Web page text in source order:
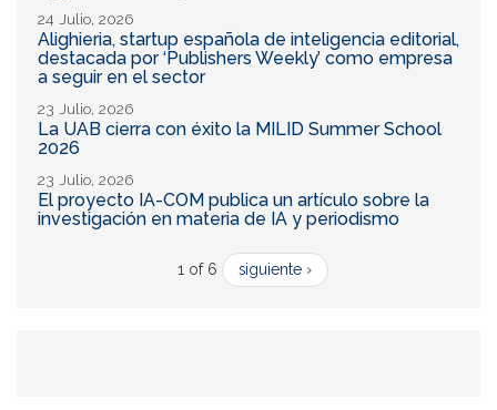
24 Julio, 2026
Alighieria, startup española de inteligencia editorial,
destacada por ‘Publishers Weekly’ como empresa
a seguir en el sector
23 Julio, 2026
La UAB cierra con éxito la MILID Summer School
2026
23 Julio, 2026
El proyecto IA-COM publica un artículo sobre la
investigación en materia de IA y periodismo
1 of 6 siguiente ›